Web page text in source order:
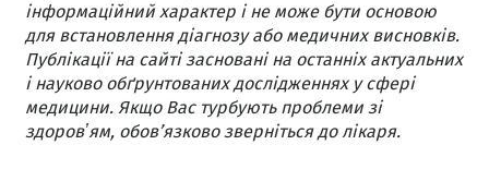
інформаційний характер і не може бути основою
для встановлення діагнозу або медичних висновків.
Публікації на сайті засновані на останніх актуальних
і науково обґрунтованих дослідженнях у сфері
медицини. Якщо Вас турбують проблеми зі
здоровʼям, обов’язково зверніться до лікаря.